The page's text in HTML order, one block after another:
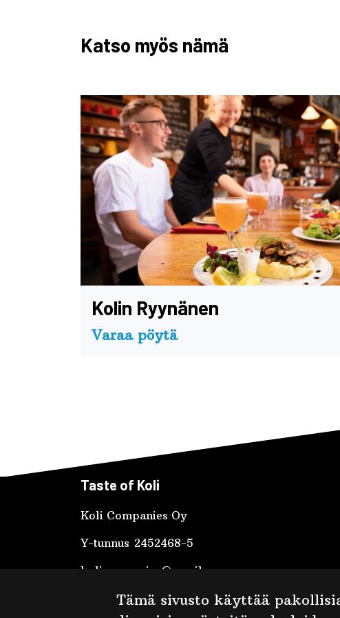
Tämä sivusto käyttää
Katso myös nämä
Kolin Ryynänen
Varaa pöytä
Taste of Koli
Koli Companies Oy
Y-tunnus 2452468-5
kolicompanies@gmail.com
+358 40 538 4793